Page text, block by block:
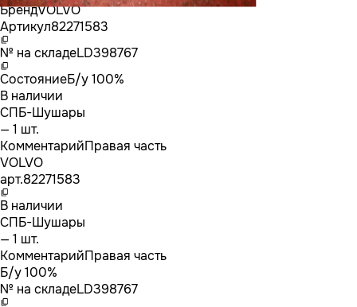
БрендVOLVO
Артикул82271583
№ на складеLD398767
СостояниеБ/у 100%
В наличии
СПБ-Шушары
— 1 шт.
КомментарийПравая часть
VOLVO
арт.82271583
В наличии
СПБ-Шушары
— 1 шт.
КомментарийПравая часть
Б/у 100%
№ на складеLD398767